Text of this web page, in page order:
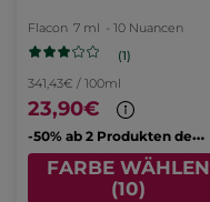
Flacon 7 ml - 10 Nuancen
(1)
341,43€ / 100ml
23,90€
-
50% ab 2 Produkten deiner Wahl
FARBE WÄHLEN
(10)